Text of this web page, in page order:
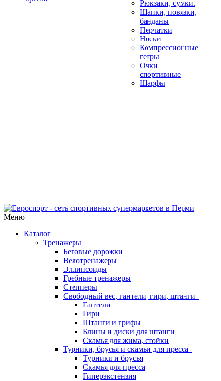
Рюкзаки, сумки.
Шапки, повязки,
банданы
Перчатки
Носки
Компрессионные
гетры
Очки
спортивные
Шарфы
Меню
Каталог
Тренажеры
Беговые дорожки
Велотренажеры
Эллипсоиды
Гребные тренажеры
Степперы
Свободный вес, гантели, гири, штанги
Гантели
Гири
Штанги и грифы
Блины и диски для штанги
Скамья для жима, стойки
Турники, брусья и скамьи для пресса
Турники и брусья
Скамья для пресса
Гиперэкстензия